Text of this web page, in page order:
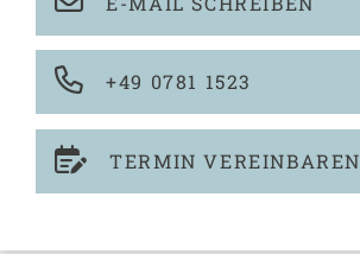
+49 0781 1523
TERMIN VEREINBAREN